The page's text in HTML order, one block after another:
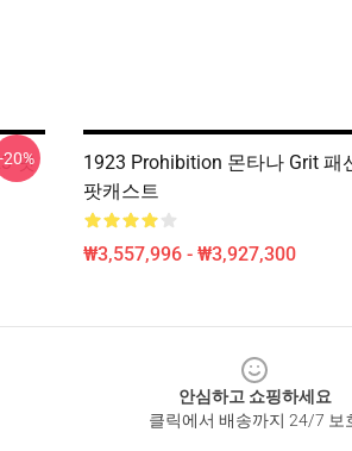
팟
-20%
1923 Prohibition 몬타나 Grit 패
팟캐스트
₩3,557,996 - ₩3,927,300
안심하고 쇼핑하세요
클릭에서 배송까지 24/7 보